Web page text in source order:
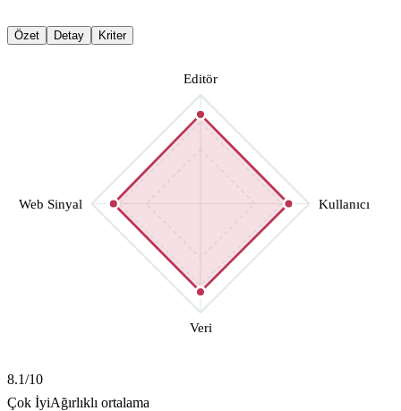
Özet Detay Kriter
Editör
Kullanıcı
Veri
Web Sinyal
8.1/10
Çok İyiAğırlıklı ortalama